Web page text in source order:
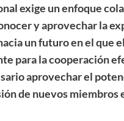
exige un enfoque
y aprovechar la
un futuro en el que
para la cooperación
aprovechar el
de nuevos miembros